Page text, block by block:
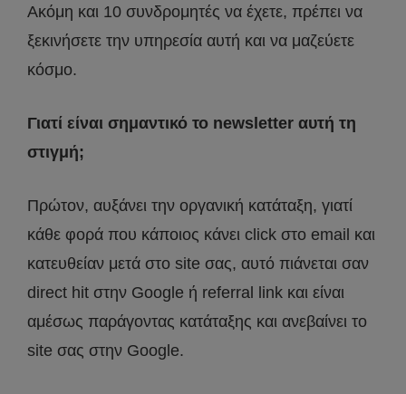
Ακόμη και 10 συνδρομητές να έχετε, πρέπει να
ξεκινήσετε την υπηρεσία αυτή και να μαζεύετε
κόσμο.
Γιατί είναι σημαντικό το newsletter αυτή τη
στιγμή;
Πρώτον, αυξάνει την οργανική κατάταξη, γιατί
κάθε φορά που κάποιος κάνει click στο email και
κατευθείαν μετά στο site σας, αυτό πιάνεται σαν
direct hit στην Google ή referral link και είναι
αμέσως παράγοντας κατάταξης και ανεβαίνει το
site σας στην Google.